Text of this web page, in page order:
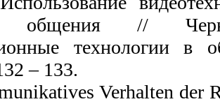
общения //
технологии в
– 133.
Verhalten der